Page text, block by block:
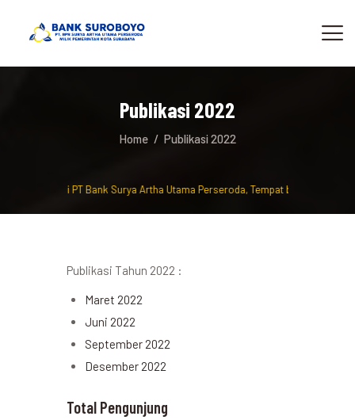
Publikasi 2022
Home Publikasi 2022
Datang di PT Bank Surya Artha Utama Perseroda, Tempat berinvestasi
Publikasi Tahun 2022 :
Maret 2022
Juni 2022
September 2022
Desember 2022
Total Pengunjung